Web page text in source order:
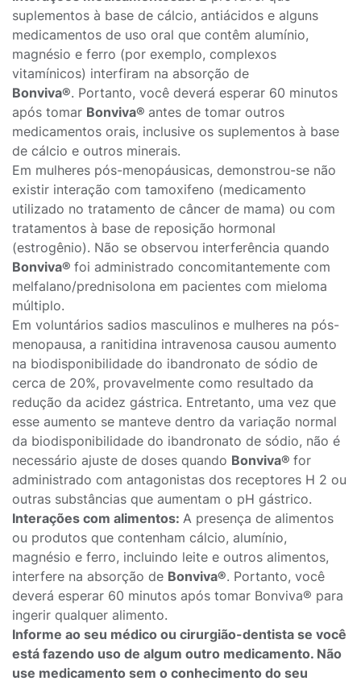
suplementos à base de cálcio, antiácidos e alguns
medicamentos de uso oral que contêm alumínio,
magnésio e ferro (por exemplo, complexos
vitamínicos) interfiram na absorção de
Bonviva®. Portanto, você deverá esperar 60 minutos
após tomar Bonviva® antes de tomar outros
medicamentos orais, inclusive os suplementos à base
de cálcio e outros minerais.
Em mulheres pós-menopáusicas, demonstrou-se não
existir interação com tamoxifeno (medicamento
utilizado no tratamento de câncer de mama) ou com
tratamentos à base de reposição hormonal
(estrogênio). Não se observou interferência quando
Bonviva® foi administrado concomitantemente com
melfalano/prednisolona em pacientes com mieloma
múltiplo.
Em voluntários sadios masculinos e mulheres na pós-
menopausa, a ranitidina intravenosa causou aumento
na biodisponibilidade do ibandronato de sódio de
cerca de 20%, provavelmente como resultado da
redução da acidez gástrica. Entretanto, uma vez que
esse aumento se manteve dentro da variação normal
da biodisponibilidade do ibandronato de sódio, não é
necessário ajuste de doses quando Bonviva® for
administrado com antagonistas dos receptores H 2 ou
outras substâncias que aumentam o pH gástrico.
Interações com alimentos: A presença de alimentos
ou produtos que contenham cálcio, alumínio,
magnésio e ferro, incluindo leite e outros alimentos,
interfere na absorção de Bonviva®. Portanto, você
deverá esperar 60 minutos após tomar Bonviva® para
ingerir qualquer alimento.
Informe ao seu médico ou cirurgião-dentista se você
está fazendo uso de algum outro medicamento. Não
use medicamento sem o conhecimento do seu